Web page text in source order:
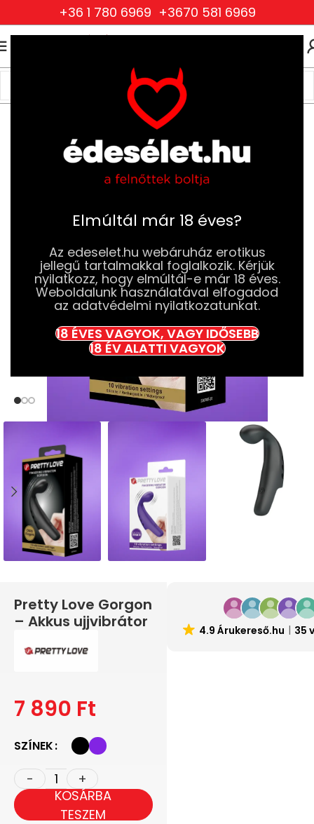
Elmúltál már 18 éves?
Az edeselet.hu webáruház erotikus
jellegű tartalmakkal foglalkozik. Kérjük
nyilatkozz, hogy elmúltál-e már 18 éves.
Weboldalunk használatával elfogadod
az adatvédelmi nyilatkozatunkat.
18 ÉVES VAGYOK, VAGY IDŐSEBB
18 ÉV ALATTI VAGYOK
+36 1 780 6969 +3670 581 6969
Szexjátékok Vibrátorok
G-pont Vibrátorok
Pretty Love Gorgon
– Akkus ujjvibrátor
7 890 Ft
SZÍNEK
KOSÁRBA
TESZEM
4.9 Árukereső.hu 35